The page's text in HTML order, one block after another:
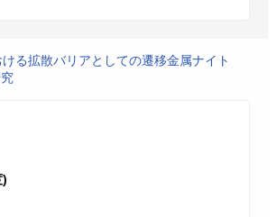
る拡散バリアとしての遷移金属ナイト
)